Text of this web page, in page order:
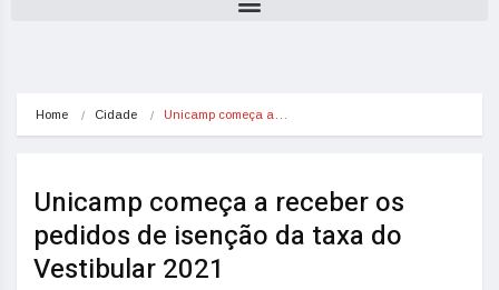
Home Cidade Unicamp começa a…
Unicamp começa a receber os
pedidos de isenção da taxa do
Vestibular 2021